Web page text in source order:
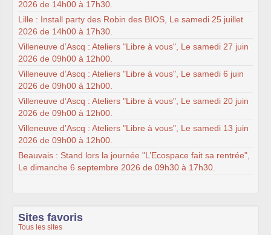
2026 de 14h00 à 17h30.
Lille : Install party des Robin des BIOS, Le samedi 25 juillet
2026 de 14h00 à 17h30.
Villeneuve d’Ascq : Ateliers "Libre à vous", Le samedi 27 juin
2026 de 09h00 à 12h00.
Villeneuve d’Ascq : Ateliers "Libre à vous", Le samedi 6 juin
2026 de 09h00 à 12h00.
Villeneuve d’Ascq : Ateliers "Libre à vous", Le samedi 20 juin
2026 de 09h00 à 12h00.
Villeneuve d’Ascq : Ateliers "Libre à vous", Le samedi 13 juin
2026 de 09h00 à 12h00.
Beauvais : Stand lors la journée "L’Ecospace fait sa rentrée",
Le dimanche 6 septembre 2026 de 09h30 à 17h30.
Sites favoris
Tous les sites